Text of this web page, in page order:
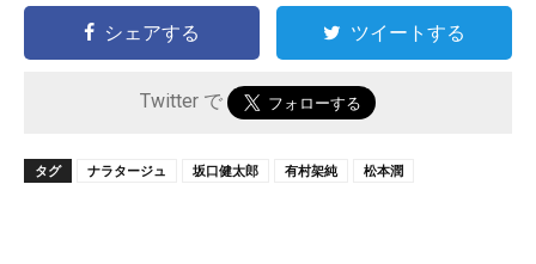
シェアする ツイートする
Twitter で
タグ ナラタージュ 坂口健太郎 有村架純 松本潤